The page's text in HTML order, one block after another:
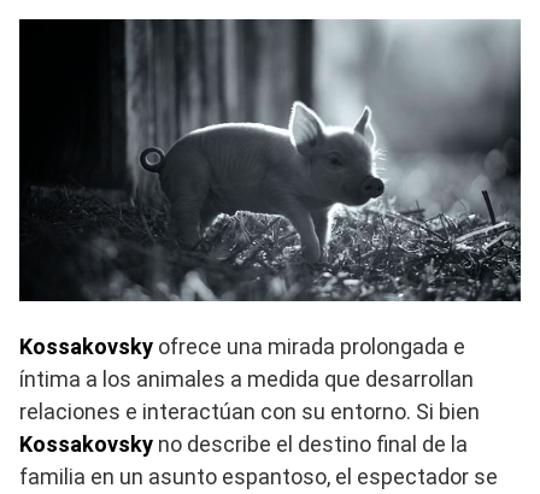
Kossakovsky ofrece una mirada prolongada e
íntima a los animales a medida que desarrollan
relaciones e interactúan con su entorno. Si bien
Kossakovsky no describe el destino final de la
familia en un asunto espantoso, el espectador se